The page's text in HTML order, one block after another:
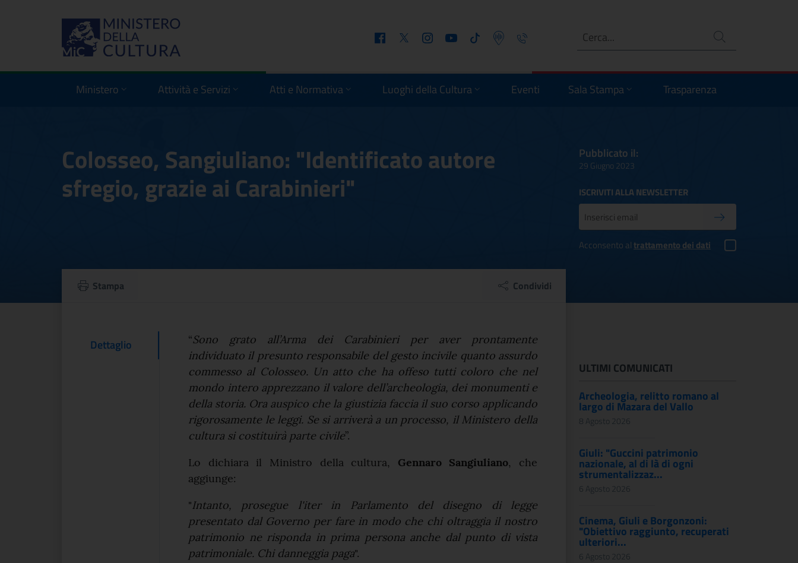
FacebookTwitter InstagramYoutube Tiktok Podcast Telefono Ricerca
Ministero Attività e Servizi Atti e Normativa Luoghi della Cultura Eventi Sala Stampa Trasparenza
Colosseo, Sangiuliano: "Identificato autore
sfregio, grazie ai Carabinieri"
Pubblicato il:
29 Giugno 2023
ISCRIVITI ALLA NEWSLETTER
Conferma iscrizione
Acconsento altrattamento dei dati
Colosseo, Sangiuliano: "Identificato autore sfregio, grazie ai
Stampa Condividi
Contenuto Del
Dettaglio Testo del comunicato
“Sono grato all’Arma dei Carabinieri per aver prontamente
individuato il presunto responsabile del gesto incivile quanto assurdo
commesso al Colosseo. Un atto che ha offeso tutti coloro che nel
mondo intero apprezzano il valore dell’archeologia, dei monumenti e
della storia. Ora auspico che la giustizia faccia il suo corso applicando
rigorosamente le leggi. Se si arriverà a un processo, il Ministero della
cultura si costituirà parte civile”.
Lo dichiara il Ministro della cultura, Gennaro Sangiuliano, che
aggiunge:
"Intanto, prosegue l'iter in Parlamento del disegno di legge
presentato dal Governo per fare in modo che chi oltraggia il nostro
patrimonio ne risponda in prima persona anche dal punto di vista
patrimoniale. Chi danneggia paga".
ULTIMI COMUNICATI
Archeologia, relitto romano al
largo di Mazara del Vallo
8 Agosto 2026
Giuli: "Guccini patrimonio
nazionale, al di là di ogni
strumentalizzaz...
6 Agosto 2026
Cinema, Giuli e Borgonzoni:
"Obiettivo raggiunto, recuperati
ulteriori...
6 Agosto 2026